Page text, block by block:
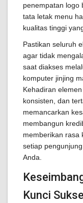
penempatan logo
tata letak menu
kualitas tinggi
Pastikan seluruh
agar tidak
saat diakses
komputer jinjing
Kehadiran
konsisten, dan
memancarkan
membangun
memberikan rasa
setiap
Anda.
Kunci